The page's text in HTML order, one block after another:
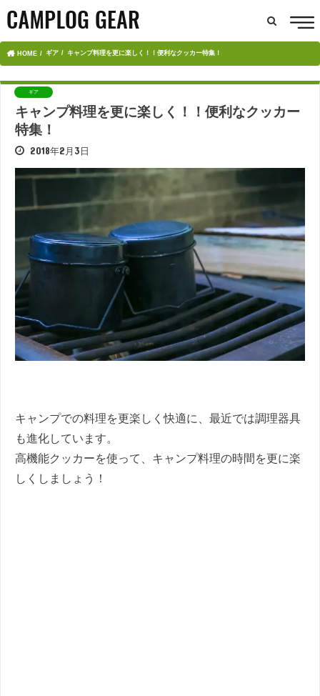
HOME ギア キャンプ料理を更に楽しく！！便利なクッカー特集！
ギア
キャンプ料理を更に楽しく！！便利なクッカー
特集！
2018年2月3日
キャンプでの料理を更楽しく快適に、最近では調理器具
も進化しています。
高機能クッカーを使って、キャンプ料理の時間を更に楽
しくしましょう！